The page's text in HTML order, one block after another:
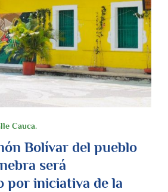
Cauca.
Bolívar del pueblo
será
por iniciativa de la